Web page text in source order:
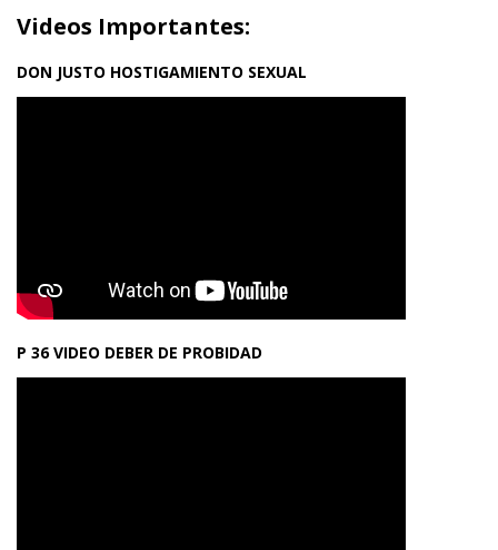
Videos Importantes:
DON JUSTO HOSTIGAMIENTO SEXUAL
P 36 VIDEO DEBER DE PROBIDAD